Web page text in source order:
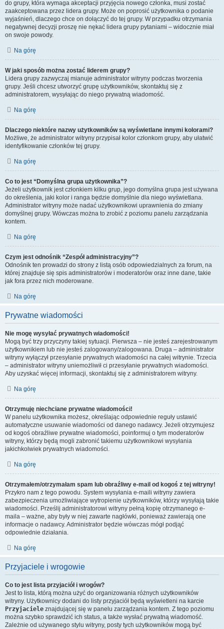
do grupy, która wymaga akceptacji przyjęcia nowego członka, musi zostać
zaakceptowana przez lidera grupy. Może on poprosić użytkownika o podanie
wyjaśnień, dlaczego chce on dołączyć do tej grupy. W przypadku otrzymania
negatywnej decyzji proszę nie nękać lidera grupy pytaniami – widocznie miał
on swoje powody.
Na górę
W jaki sposób można zostać liderem grupy?
Lidera grupy zazwyczaj mianuje administrator witryny podczas tworzenia
grupy. Jeśli chcesz utworzyć grupę użytkowników, skontaktuj się z
administratorem, wysyłając do niego prywatną wiadomość.
Na górę
Dlaczego niektóre nazwy użytkowników są wyświetlane innymi kolorami?
Możliwe, że administrator witryny przypisał kolor członkom grupy, aby ułatwić
identyfikowanie członków tej grupy.
Na górę
Co to jest “Domyślna grupa użytkownika”?
Jeżeli użytkownik jest członkiem kilku grup, jego domyślna grupa jest używana
do określenia, jaki kolor i ranga będzie domyślnie dla niego wyświetlana.
Administrator witryny może nadać użytkownikowi uprawnienia do zmiany
domyślnej grupy. Wówczas można to zrobić z poziomu panelu zarządzania
kontem.
Na górę
Czym jest odnośnik “Zespół administracyjny”?
Odnośnik ten prowadzi do strony z listą osób odpowiedzialnych za forum, na
której znajduje się spis administratorów i moderatorów oraz inne dane, takie
jak fora przez nich moderowane.
Na górę
Prywatne wiadomości
Nie mogę wysyłać prywatnych wiadomości!
Mogą być trzy przyczyny takiej sytuacji. Pierwsza – nie jesteś zarejestrowanym
użytkownikiem lub nie jesteś zalogowany/zalogowana. Druga – administrator
witryny wyłączył przesyłanie prywatnych wiadomości na całej witrynie. Trzecia
– administrator witryny uniemożliwił ci przesyłanie prywatnych wiadomości.
Aby uzyskać więcej informacji, skontaktuj się z administratorem witryny.
Na górę
Otrzymuję niechciane prywatne wiadomości!
W panelu użytkownika możesz, określając odpowiednie reguły ustawić
automatyczne usuwanie wiadomości od danego nadawcy. Jeżeli otrzymujesz
od kogoś obraźliwe prywatne wiadomości, poinformuj o tym moderatorów
witryny, którzy będą mogli zabronić takiemu użytkownikowi wysyłania
jakichkolwiek prywatnych wiadomości.
Na górę
Otrzymałem/otrzymałam spam lub obraźliwy e-mail od kogoś z tej witryny!
Przykro nam z tego powodu. System wysyłania e-maili witryny zawiera
zabezpieczenia umożliwiające wytropienie użytkowników, którzy wysyłają takie
wiadomości. Prześlij administratorowi witryny pełną kopię otrzymanego e-
maila – ważne, aby były w niej zawarte nagłówki, ponieważ zawierają one
informacje o nadawcy. Administrator będzie wówczas mógł podjąć
odpowiednie działania.
Na górę
Przyjaciele i wrogowie
Co to jest lista przyjaciół i wrogów?
Jest to lista, którą można użyć do organizowania różnych użytkowników
witryny. Użytkownicy dodani do listy przyjaciół będą wyświetleni na karcie
Przyjaciele znajdującej się w panelu zarządzania kontem. Z tego poziomu
można szybko sprawdzić ich status, a także wysłać prywatną wiadomość.
Zależnie od używanego stylu witryny, posty tych użytkowników mogą być